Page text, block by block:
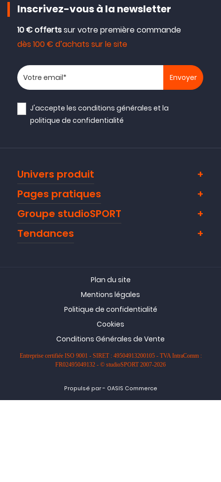
Inscrivez-vous à la newsletter
10 € offertssur votre première commande
dès 100 € d’achats sur le site
Votre adresse email
J'accepte lesconditions générales et la
politique de confidentialité
Univers produit
Pages pratiques
Groupe studioSPORT
Tendances
Plan du site
Mentions légales
Politique de confidentialité
Cookies
Conditions Générales de Vente
Entreprise certifiée ISO 9001 - SIRET : 49504913200105 - TVA IntraComm :
FR02495049132 - © studioSPORT 2007-2026
Propulsé par- OASIS Commerce